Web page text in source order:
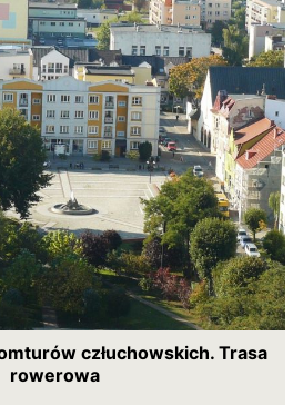
człuchowskich. Trasa
rowerowa